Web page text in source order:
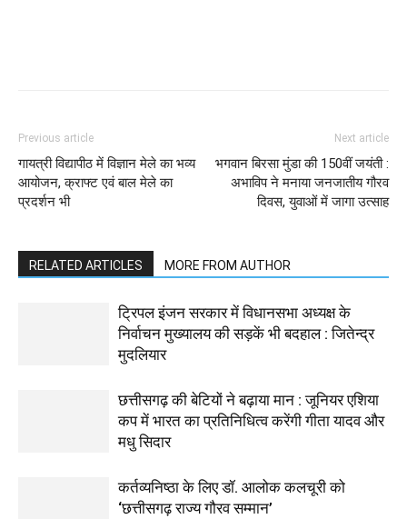
Previous article
गायत्री विद्यापीठ में विज्ञान मेले का भव्य
आयोजन, क्राफ्ट एवं बाल मेले का
प्रदर्शन भी
Next article
भगवान बिरसा मुंडा की 150वीं जयंती :
अभाविप ने मनाया जनजातीय गौरव
दिवस, युवाओं में जागा उत्साह
RELATED ARTICLES MORE FROM AUTHOR
ट्रिपल इंजन सरकार में विधानसभा अध्यक्ष के
निर्वाचन मुख्यालय की सड़कें भी बदहाल : जितेन्द्र
मुदलियार
छत्तीसगढ़ की बेटियों ने बढ़ाया मान : जूनियर एशिया
कप में भारत का प्रतिनिधित्व करेंगी गीता यादव और
मधु सिदार
कर्तव्यनिष्ठा के लिए डॉ. आलोक कलचूरी को
‘छत्तीसगढ़ राज्य गौरव सम्मान’